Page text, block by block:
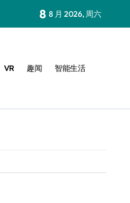
8 8 月 2026, 周六
VR 趣闻 智能生活